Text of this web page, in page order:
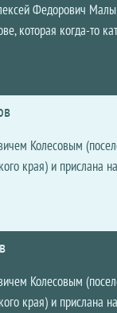
Федорович
которая когда-то
Колесовым
края) и прислана
Колесовым
края) и прислана